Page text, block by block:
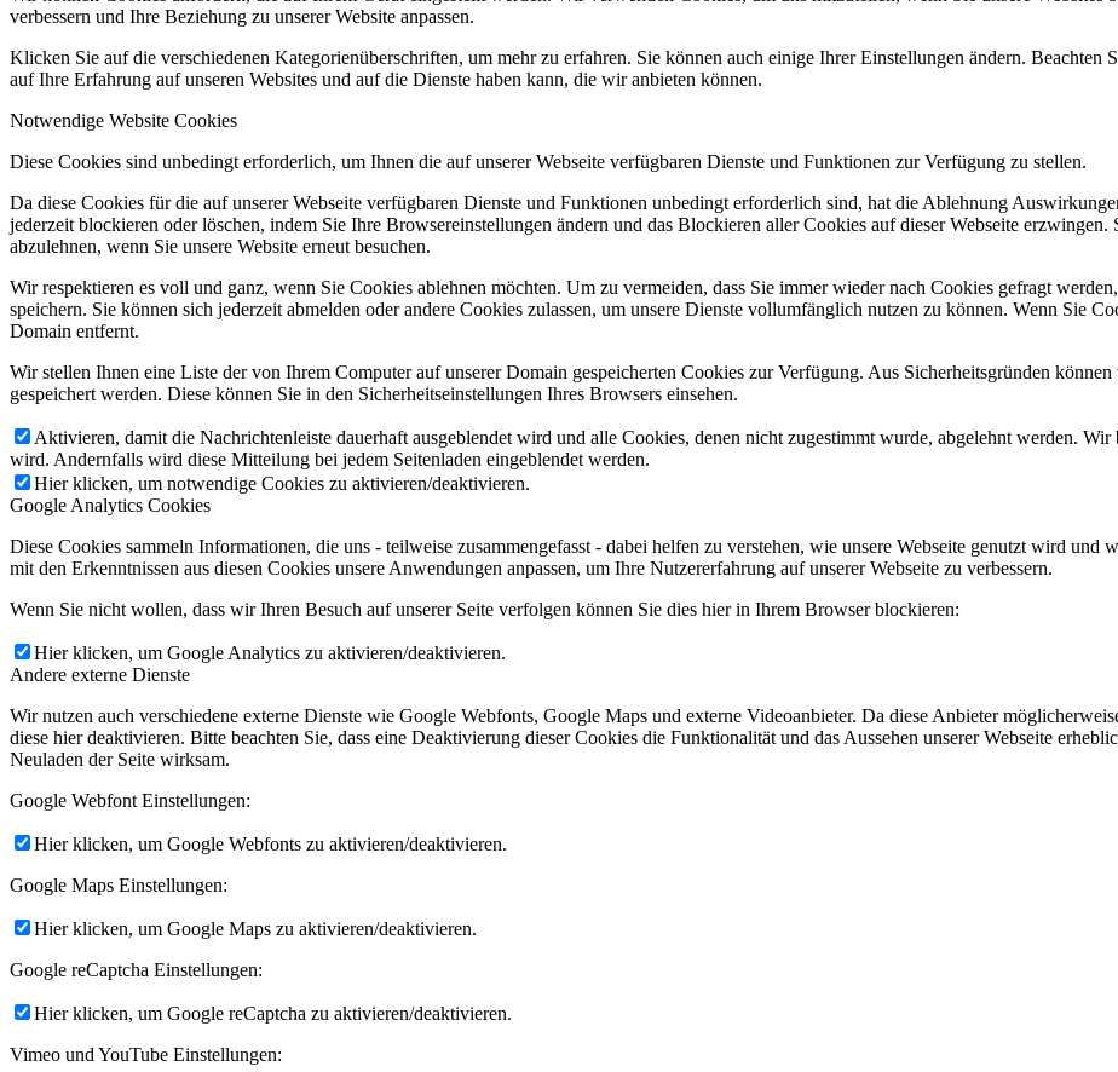
verbessern und Ihre Beziehung zu unserer Website anpassen.
Klicken Sie auf die verschiedenen Kategorienüberschriften, um mehr zu erfahren. Sie können auch einige Ihrer Einstellungen ändern.
auf Ihre Erfahrung auf unseren Websites und auf die Dienste haben kann, die wir anbieten können.
Notwendige Website Cookies
Diese Cookies sind unbedingt erforderlich, um Ihnen die auf unserer Webseite verfügbaren Dienste und Funktionen zur Verfügung zu stellen.
Da diese Cookies für die auf unserer Webseite verfügbaren Dienste und Funktionen unbedingt erforderlich sind, hat die Ablehnung
jederzeit blockieren oder löschen, indem Sie Ihre Browsereinstellungen ändern und das Blockieren aller Cookies auf dieser Webseite
abzulehnen, wenn Sie unsere Website erneut besuchen.
Wir respektieren es voll und ganz, wenn Sie Cookies ablehnen möchten. Um zu vermeiden, dass Sie immer wieder nach Cookies gefragt
speichern. Sie können sich jederzeit abmelden oder andere Cookies zulassen, um unsere Dienste vollumfänglich nutzen zu können. Wenn Sie
Domain entfernt.
Wir stellen Ihnen eine Liste der von Ihrem Computer auf unserer Domain gespeicherten Cookies zur Verfügung. Aus Sicherheitsgründen
gespeichert werden. Diese können Sie in den Sicherheitseinstellungen Ihres Browsers einsehen.
Aktivieren, damit die Nachrichtenleiste dauerhaft ausgeblendet wird und alle Cookies, denen nicht zugestimmt wurde, abgelehnt werden.
wird. Andernfalls wird diese Mitteilung bei jedem Seitenladen eingeblendet werden.
Hier klicken, um notwendige Cookies zu aktivieren/deaktivieren.
Google Analytics Cookies
Diese Cookies sammeln Informationen, die uns - teilweise zusammengefasst - dabei helfen zu verstehen, wie unsere Webseite genutzt wird
mit den Erkenntnissen aus diesen Cookies unsere Anwendungen anpassen, um Ihre Nutzererfahrung auf unserer Webseite zu verbessern.
Wenn Sie nicht wollen, dass wir Ihren Besuch auf unserer Seite verfolgen können Sie dies hier in Ihrem Browser blockieren:
Hier klicken, um Google Analytics zu aktivieren/deaktivieren.
Andere externe Dienste
Wir nutzen auch verschiedene externe Dienste wie Google Webfonts, Google Maps und externe Videoanbieter. Da diese Anbieter
diese hier deaktivieren. Bitte beachten Sie, dass eine Deaktivierung dieser Cookies die Funktionalität und das Aussehen unserer Webseite
Neuladen der Seite wirksam.
Google Webfont Einstellungen:
Hier klicken, um Google Webfonts zu aktivieren/deaktivieren.
Google Maps Einstellungen:
Hier klicken, um Google Maps zu aktivieren/deaktivieren.
Google reCaptcha Einstellungen:
Hier klicken, um Google reCaptcha zu aktivieren/deaktivieren.
Vimeo und YouTube Einstellungen: